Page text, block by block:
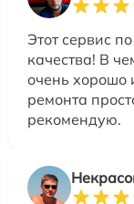
Этот сервис
качества! В
очень хорошо
ремонта
рекомендую.